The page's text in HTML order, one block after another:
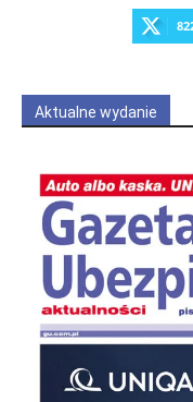
Aktualne wydanie